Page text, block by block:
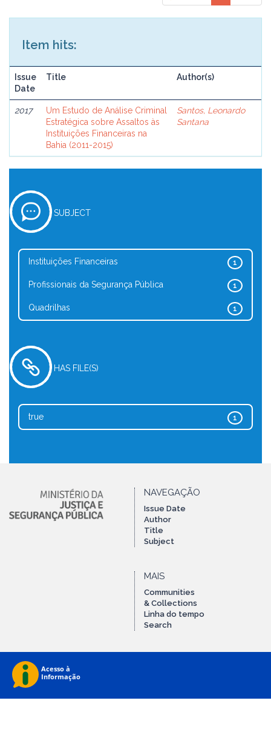
Item hits:
Issue
Date
Title Author(s)
2017
Um Estudo de Análise Criminal
Estratégica sobre Assaltos às
Instituições Financeiras na
Bahia (2011-2015)
Santos, Leonardo
Santana
SUBJECT
1
Instituições Financeiras
1
Profissionais da Segurança Pública
1
Quadrilhas
HAS FILE(S)
1
true
NAVEGAÇÃO
Issue Date
Author
Title
Subject
MAIS
Communities
& Collections
Linha do tempo
Search